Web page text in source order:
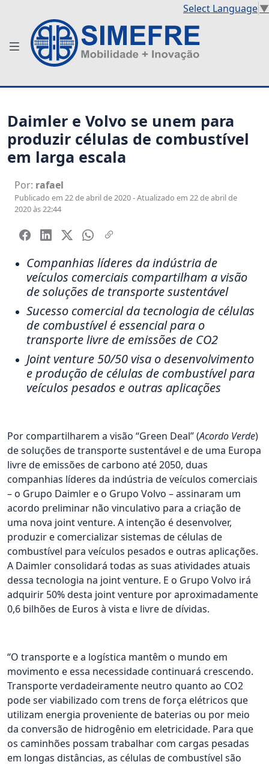
Select Language▼
Daimler e Volvo se unem para
produzir células de combustível
em larga escala
Por: rafael
Publicado em 22 de abril de 2020 - Atualizado em 22 de abril de
2020 às 22:44
Companhias líderes da indústria de
veículos comerciais compartilham a visão
de soluções de transporte sustentável
Sucesso comercial da tecnologia de células
de combustível é essencial para o
transporte livre de emissões de CO2
Joint venture 50/50 visa o desenvolvimento
e produção de células de combustível para
veículos pesados e outras aplicações
Por compartilharem a visão “Green Deal” (Acordo Verde)
de soluções de transporte sustentável e de uma Europa
livre de emissões de carbono até 2050, duas
companhias líderes da indústria de veículos comerciais
– o Grupo Daimler e o Grupo Volvo – assinaram um
acordo preliminar não vinculativo para a criação de
uma nova joint venture. A intenção é desenvolver,
produzir e comercializar sistemas de células de
combustível para veículos pesados e outras aplicações.
A Daimler consolidará todas as suas atividades atuais
dessa tecnologia na joint venture. E o Grupo Volvo irá
adquirir 50% desta joint venture por aproximadamente
0,6 bilhões de Euros à vista e livre de dívidas.
“O transporte e a logística mantêm o mundo em
movimento e essa necessidade continuará crescendo.
Transporte verdadeiramente neutro quanto ao CO2
pode ser viabilizado com trens de força elétricos que
utilizam energia proveniente de baterias ou por meio
da conversão de hidrogênio em eletricidade. Para que
os caminhões possam trabalhar com cargas pesadas
em longas distâncias, as células de combustível são